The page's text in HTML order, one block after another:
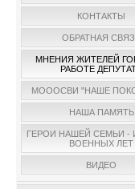
КОНТАКТЫ
ОБРАТНАЯ
МНЕНИЯ ЖИТЕЛЕЙ
РАБОТЕ
МОООСВИ "НАШЕ
НАША ПАМЯТЬ
ГЕРОИ НАШЕЙ СЕМЬИ -
ВОЕННЫХ ЛЕТ
ВИДЕО